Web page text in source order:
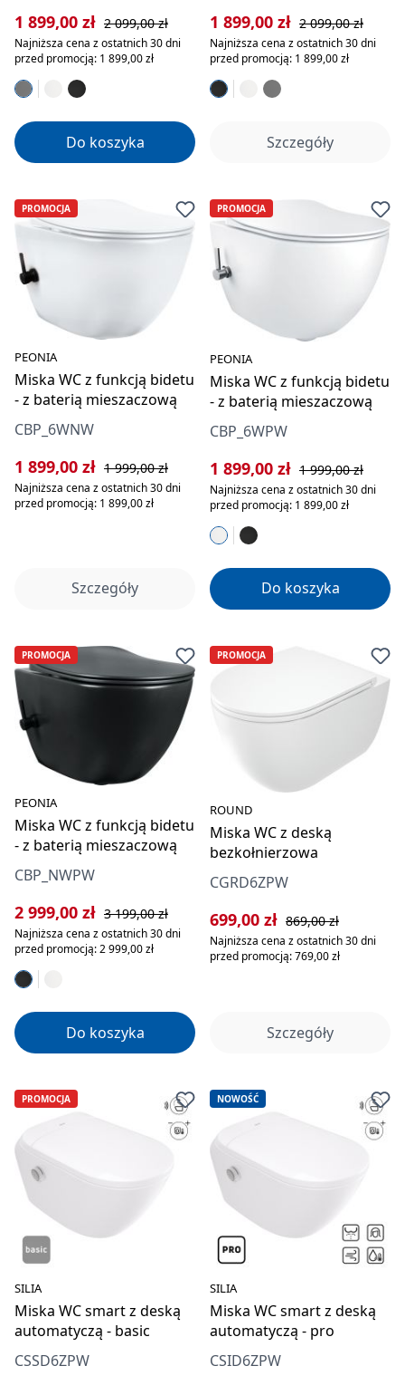
Cena sprzedaży:
1 899,00 zł Cena regularna:
2 099,00 zł
Najniższa cena z ostatnich 30 dni
przed promocją: 1 899,00 zł
Do koszyka
Cena sprzedaży:
1 899,00 zł Cena regularna:
2 099,00 zł
Najniższa cena z ostatnich 30 dni
przed promocją: 1 899,00 zł
Szczegóły
PROMOCJA
PEONIA
Miska WC z funkcją bidetu
- z baterią mieszaczową
CBP_6WNW
Cena sprzedaży:
1 899,00 zł Cena regularna:
1 999,00 zł
Najniższa cena z ostatnich 30 dni
przed promocją: 1 899,00 zł
Szczegóły
PROMOCJA
PEONIA
Miska WC z funkcją bidetu
- z baterią mieszaczową
CBP_6WPW
Cena sprzedaży:
1 899,00 zł Cena regularna:
1 999,00 zł
Najniższa cena z ostatnich 30 dni
przed promocją: 1 899,00 zł
Do koszyka
PROMOCJA
PEONIA
Miska WC z funkcją bidetu
- z baterią mieszaczową
CBP_NWPW
Cena sprzedaży:
2 999,00 zł Cena regularna:
3 199,00 zł
Najniższa cena z ostatnich 30 dni
przed promocją: 2 999,00 zł
Do koszyka
PROMOCJA
ROUND
Miska WC z deską
bezkołnierzowa
CGRD6ZPW
Cena sprzedaży:
699,00 zł Cena regularna:
869,00 zł
Najniższa cena z ostatnich 30 dni
przed promocją: 769,00 zł
Szczegóły
PROMOCJA
SILIA
Miska WC smart z deską
automatyczą - basic
CSSD6ZPW
NOWOŚĆ
SILIA
Miska WC smart z deską
automatyczą - pro
CSID6ZPW